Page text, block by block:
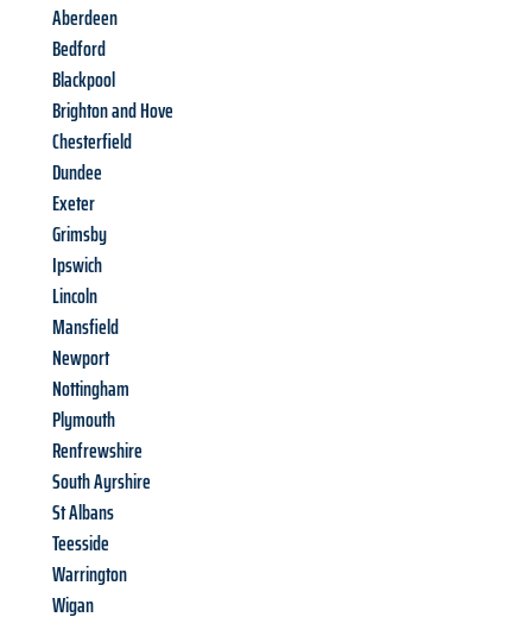
Aberdeen
Bedford
Blackpool
Brighton and Hove
Chesterfield
Dundee
Exeter
Grimsby
Ipswich
Lincoln
Mansfield
Newport
Nottingham
Plymouth
Renfrewshire
South Ayrshire
St Albans
Teesside
Warrington
Wigan